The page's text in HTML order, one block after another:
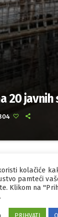
20
ORBISkolačiće
pamteći
Klikom na
PRIHVATI